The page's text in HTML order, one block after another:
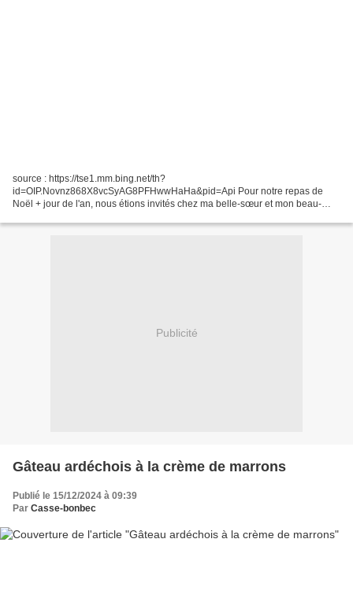
source : https://tse1.mm.bing.net/th?
id=OIP.Novnz868X8vcSyAG8PFHwwHaHa&pid=Api Pour notre repas de
Noël + jour de l'an, nous étions invités chez ma belle-sœur et mon beau-
Publicité
Gâteau ardéchois à la crème de marrons
Publié le 15/12/2024 à 09:39
Par Casse-bonbec